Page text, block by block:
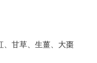
、甘草、生薑、大棗